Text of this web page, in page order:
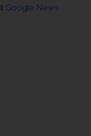
Google News